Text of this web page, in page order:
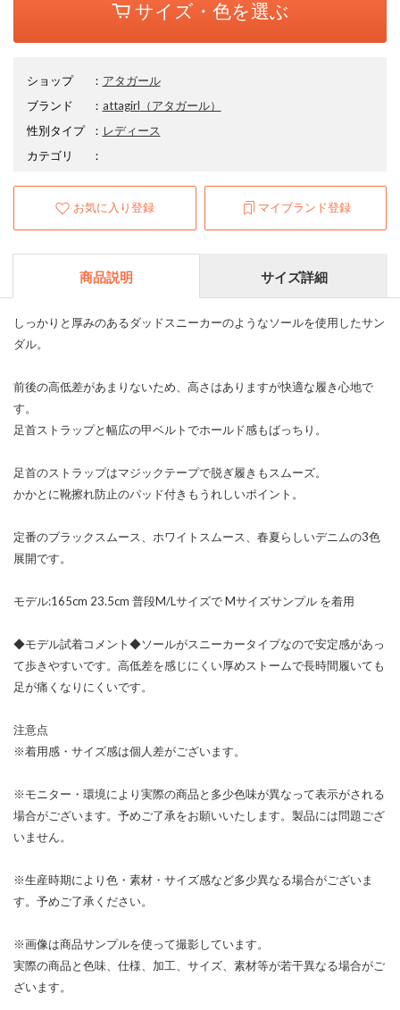
サイズ・色を選ぶ
ショップ ： アタガール
ブランド
： attagirl （アタガール）
性別タイプ
： レディース
カテゴリ
：
お気に入り登録 マイブランド登録
商品説明 サイズ詳細
しっかりと厚みのあるダッドスニーカーのようなソールを使用したサン
ダル。
前後の高低差があまりないため、高さはありますが快適な履き心地で
す。
足首ストラップと幅広の甲ベルトでホールド感もばっちり。
足首のストラップはマジックテープで脱ぎ履きもスムーズ。
かかとに靴擦れ防止のパッド付きもうれしいポイント。
定番のブラックスムース、ホワイトスムース、春夏らしいデニムの3色
展開です。
モデル:165cm 23.5cm 普段M/Lサイズで Mサイズサンプル を着用
◆モデル試着コメント◆ソールがスニーカータイプなので安定感があっ
て歩きやすいです。高低差を感じにくい厚めストームで長時間履いても
足が痛くなりにくいです。
注意点
※着用感・サイズ感は個人差がございます。
※モニター・環境により実際の商品と多少色味が異なって表示がされる
場合がございます。予めご了承をお願いいたします。製品には問題ござ
いません。
※生産時期により色・素材・サイズ感など多少異なる場合がございま
す。予めご了承ください。
※画像は商品サンプルを使って撮影しています。
実際の商品と色味、仕様、加工、サイズ、素材等が若干異なる場合がご
ざいます。